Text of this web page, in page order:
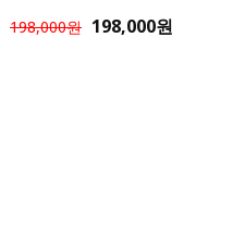
198,000원 198,000원